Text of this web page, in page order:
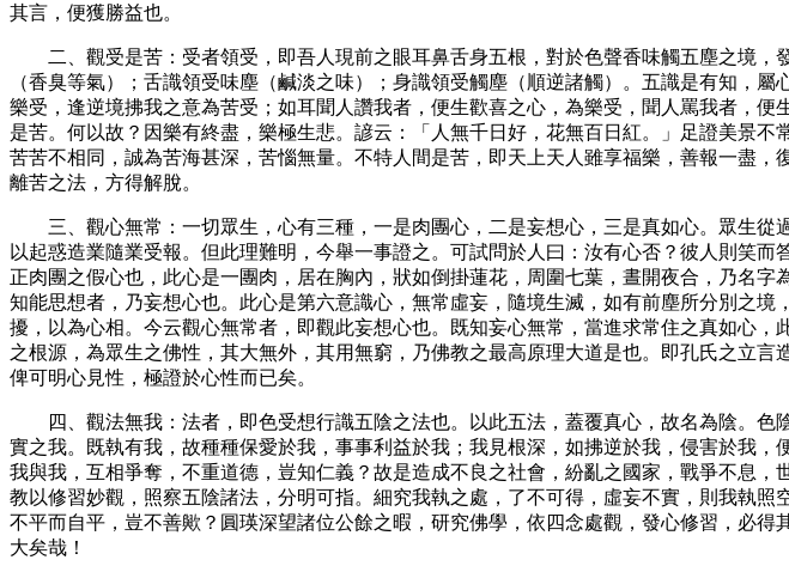
其言，便獲勝益也。
二、觀受是苦：受者領受，即吾人現前之眼耳鼻舌身五根，對於色聲香味觸五塵之境
（香臭等氣）；舌識領受味塵（鹹淡之味）；身識領受觸塵（順逆諸觸）。五識是有知，
樂受，逢逆境拂我之意為苦受；如耳聞人讚我者，便生歡喜之心，為樂受，聞人罵我者，
是苦。何以故？因樂有終盡，樂極生悲。諺云：「人無千日好，花無百日紅。」足證美景
苦苦不相同，誠為苦海甚深，苦惱無量。不特人間是苦，即天上天人雖享福樂，善報一盡
離苦之法，方得解脫。
三、觀心無常：一切眾生，心有三種，一是肉團心，二是妄想心，三是真如心。眾生
以起惑造業隨業受報。但此理難明，今舉一事證之。可試問於人曰：汝有心否？彼人則笑
正肉團之假心也，此心是一團肉，居在胸內，狀如倒掛蓮花，周圍七葉，晝開夜合，乃名
知能思想者，乃妄想心也。此心是第六意識心，無常虛妄，隨境生滅，如有前塵所分別之
擾，以為心相。今云觀心無常者，即觀此妄想心也。既知妄心無常，當進求常住之真如心
之根源，為眾生之佛性，其大無外，其用無窮，乃佛教之最高原理大道是也。即孔氏之立
俾可明心見性，極證於心性而已矣。
四、觀法無我：法者，即色受想行識五陰之法也。以此五法，蓋覆真心，故名為陰。
實之我。既執有我，故種種保愛於我，事事利益於我；我見根深，如拂逆於我，侵害於我
我與我，互相爭奪，不重道德，豈知仁義？故是造成不良之社會，紛亂之國家，戰爭不息
教以修習妙觀，照察五陰諸法，分明可指。細究我執之處，了不可得，虛妄不實，則我執
不平而自平，豈不善歟？圓瑛深望諸位公餘之暇，研究佛學，依四念處觀，發心修習，必
大矣哉！